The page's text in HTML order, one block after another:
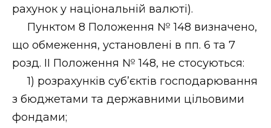
рахунок у національній валюті).
Пунктом 8 Положення № 148 визначено,
що обмеження, установлені в пп. 6 та 7
розд. II Положення № 148, не стосуються:
1) розрахунків суб’єктів господарювання
з бюджетами та державними цільовими
фондами;